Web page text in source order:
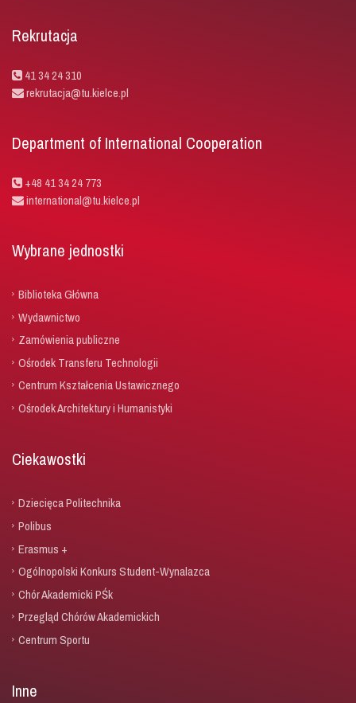
Rekrutacja
41 34 24 310
rekrutacja@tu.kielce.pl
Department of International Cooperation
+48 41 34 24 773
international@tu.kielce.pl
Wybrane jednostki
Biblioteka Główna
Wydawnictwo
Zamówienia publiczne
Ośrodek Transferu Technologii
Centrum Kształcenia Ustawicznego
Ośrodek Architektury i Humanistyki
Ciekawostki
Dziecięca Politechnika
Polibus
Erasmus +
Ogólnopolski Konkurs Student-Wynalazca
Chór Akademicki PŚk
Przegląd Chórów Akademickich
Centrum Sportu
Inne